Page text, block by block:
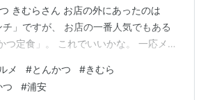
きむらさん お店の外にあったのは
チ」ですが、 お店の一番人気でもある
つ定食」。 これでいいかな。 一応メニ
しな。 カツカレーと言う気分ではない
かひれかつか。 一番人気というからに
メ #とんかつ #きむら
つ #浦安